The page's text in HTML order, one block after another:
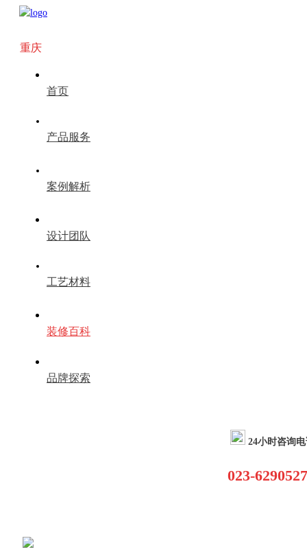
重庆
首页
产品服务
案例解析
设计团队
工艺材料
装修百科
品牌探索
24小时咨询
023-